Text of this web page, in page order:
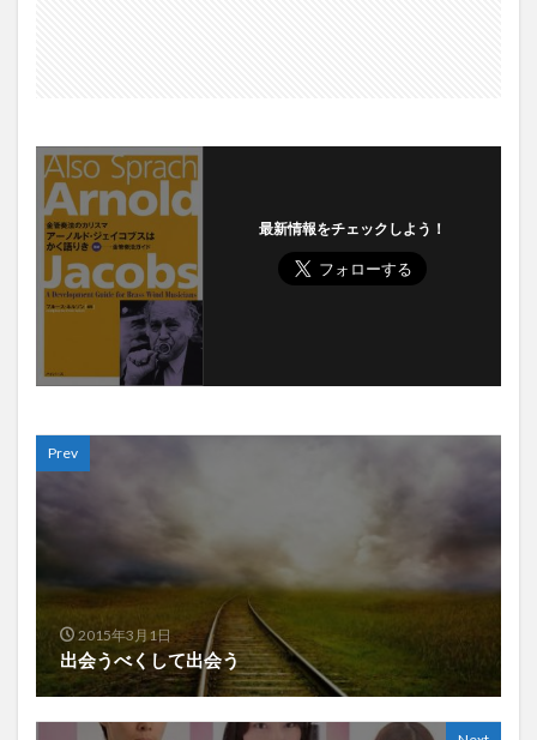
最新情報をチェックしよう！
Prev
2015年3月1日
出会うべくして出会う